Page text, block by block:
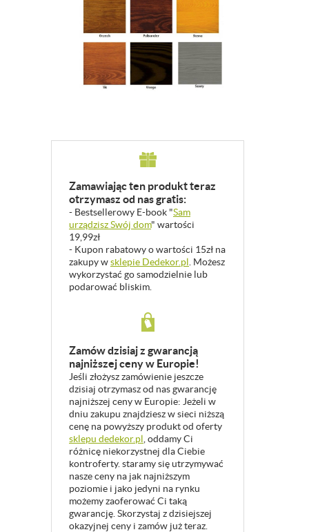
Zamawiając ten produkt teraz
otrzymasz od nas gratis:
- Bestsellerowy E-book "Sam
urządzisz Swój dom" wartości
19,99zł
- Kupon rabatowy o wartości 15zł na
zakupy wsklepie Dedekor.pl . Możesz
wykorzystać go samodzielnie lub
podarować bliskim.
Zamów dzisiaj z gwarancją
najniższej ceny w Europie!
Jeśli złożysz zamówienie jeszcze
dzisiaj otrzymasz od nas gwarancję
najniższej ceny w Europie: Jeżeli w
dniu zakupu znajdziesz w sieci niższą
cenę na powyższy produkt od oferty
sklepu dedekor.pl , oddamy Ci
różnicę niekorzystnej dla Ciebie
kontroferty. staramy się utrzymywać
nasze ceny na jak najniższym
poziomie i jako jedyni na rynku
możemy zaoferować Ci taką
gwarancję. Skorzystaj z dzisiejszej
okazyjnej ceny i zamów już teraz.